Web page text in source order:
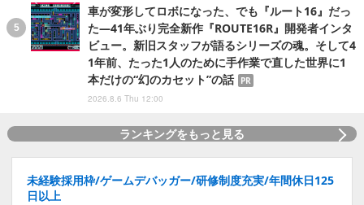
車が変形してロボになった、でも『ルート16』だっ
た―41年ぶり完全新作『ROUTE16R』開発者インタ
ビュー。新旧スタッフが語るシリーズの魂。そして4
1年前、たった1人のために手作業で直した世界に1
本だけの“幻のカセット”の話
PR
2026.8.6 Thu 12:00
ランキングをもっと見る
未経験採用枠/ゲームデバッガー/研修制度充実/年間休日125
日以上